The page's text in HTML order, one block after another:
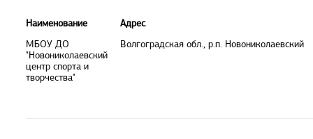
Наименование
МБОУ ДО
"Новониколаевский
центр спорта и
творчества"
Адрес
Волгоградская обл., р.п. Новониколаевский